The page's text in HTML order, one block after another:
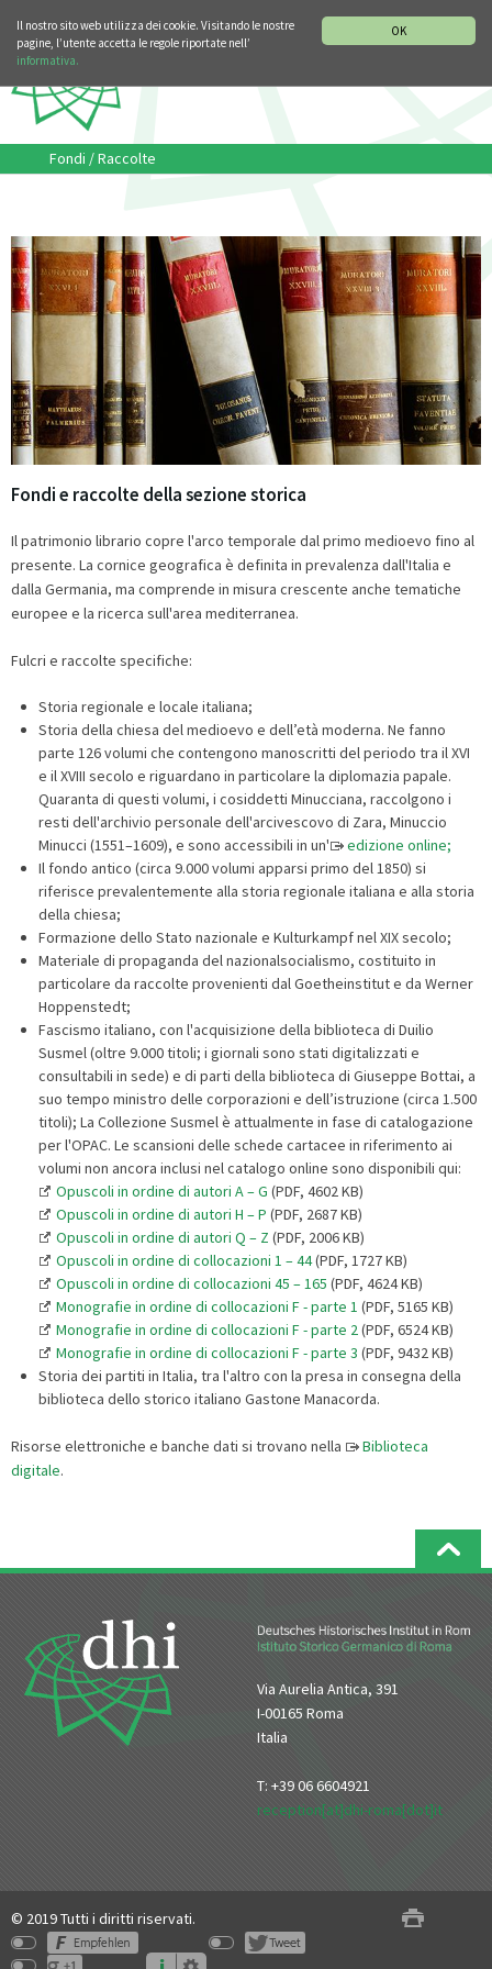
OK
Il nostro sito web utilizza dei cookie. Visitando le nostre
pagine, l’utente accetta le regole riportate nell’
informativa.
Fondi / Raccolte
Fondi e raccolte della sezione storica
Il patrimonio librario copre l'arco temporale dal primo medioevo fino al
presente. La cornice geografica è definita in prevalenza dall'Italia e
dalla Germania, ma comprende in misura crescente anche tematiche
europee e la ricerca sull'area mediterranea.
Fulcri e raccolte specifiche:
Storia regionale e locale italiana;
Storia della chiesa del medioevo e dell’età moderna. Ne fanno
parte 126 volumi che contengono manoscritti del periodo tra il XVI
e il XVIII secolo e riguardano in particolare la diplomazia papale.
Quaranta di questi volumi, i cosiddetti Minucciana, raccolgono i
resti dell'archivio personale dell'arcivescovo di Zara, Minuccio
Minucci (1551–1609), e sono accessibili in un'
edizione online;
Il fondo antico (circa 9.000 volumi apparsi primo del 1850) si
riferisce prevalentemente alla storia regionale italiana e alla storia
della chiesa;
Formazione dello Stato nazionale e Kulturkampf nel XIX secolo;
Materiale di propaganda del nazionalsocialismo, costituito in
particolare da raccolte provenienti dal Goetheinstitut e da Werner
Hoppenstedt;
Fascismo italiano, con l'acquisizione della biblioteca di Duilio
Susmel (oltre 9.000 titoli; i giornali sono stati digitalizzati e
consultabili in sede) e di parti della biblioteca di Giuseppe Bottai, a
suo tempo ministro delle corporazioni e dell’istruzione (circa 1.500
titoli); La Collezione Susmel è attualmente in fase di catalogazione
per l'OPAC. Le scansioni delle schede cartacee in riferimento ai
volumi non ancora inclusi nel catalogo online sono disponibili qui:
Opuscoli in ordine di autori A – G(PDF, 4602 KB)
Opuscoli in ordine di autori H – P (PDF, 2687 KB)
Opuscoli in ordine di autori Q – Z (PDF, 2006 KB)
Opuscoli in ordine di collocazioni 1 – 44(PDF, 1727 KB)
Opuscoli in ordine di collocazioni 45 – 165 (PDF, 4624 KB)
Monografie in ordine di collocazioni F - parte 1 (PDF, 5165 KB)
Monografie in ordine di collocazioni F - parte 2(PDF, 6524 KB)
Monografie in ordine di collocazioni F - parte 3 (PDF, 9432 KB)
Storia dei partiti in Italia, tra l'altro con la presa in consegna della
biblioteca dello storico italiano Gastone Manacorda.
Risorse elettroniche e banche dati si trovano nella
Biblioteca
digitale.
Via Aurelia Antica, 391
I-00165 Roma
Italia
T: +39 06 6604921
reception[at]dhi-roma[dot]it
© 2019 Tutti i diritti riservati.